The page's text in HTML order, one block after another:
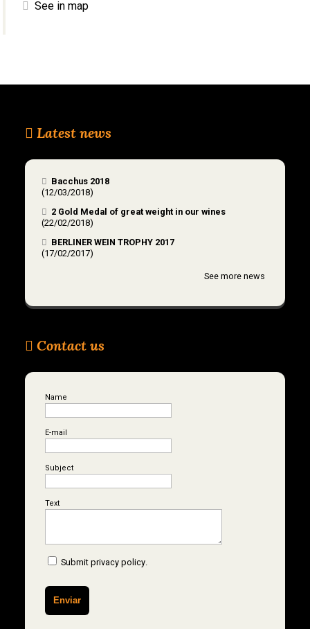
See in map
Latest news
Bacchus 2018
(12/03/2018)
2 Gold Medal of great weight in our wines
(22/02/2018)
BERLINER WEIN TROPHY 2017
(17/02/2017)
See more news
Contact us
Name
E-mail
Subject
Text
Submit privacy policy.